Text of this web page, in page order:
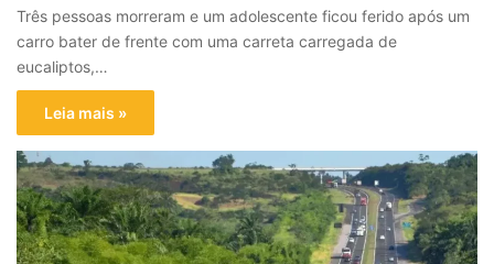
Três pessoas morreram e um adolescente ficou ferido após um
carro bater de frente com uma carreta carregada de
eucaliptos,…
Leia mais »